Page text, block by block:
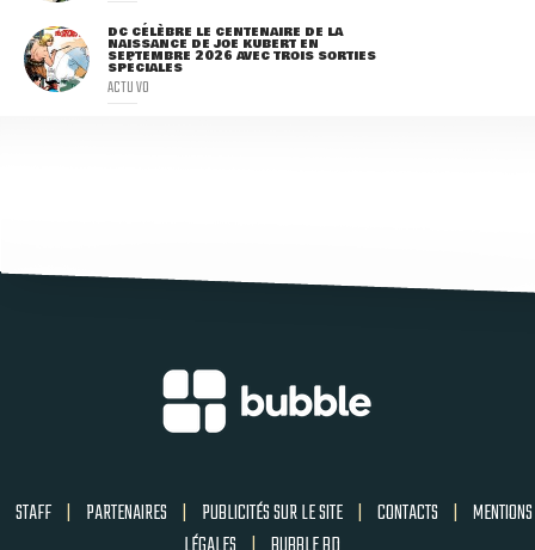
DC CÉLÈBRE LE CENTENAIRE DE LA
NAISSANCE DE JOE KUBERT EN
SEPTEMBRE 2026 AVEC TROIS SORTIES
SPÉCIALES
ACTU VO
STAFF | PARTENAIRES | PUBLICITÉS SUR LE SITE | CONTACTS | MENTIONS